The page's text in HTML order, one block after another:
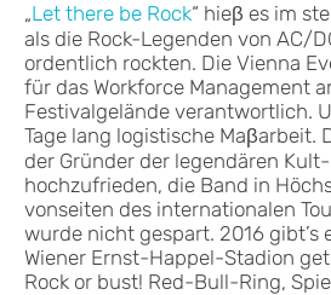
„Let there be Rock“ hieβ es im
als die Rock-Legenden von AC/
ordentlich rockten. Die Vienna
für das Workforce Management
Festivalgelände verantwortlich.
Tage lang logistische Maβarbeit.
der Gründer der legendären
hochzufrieden, die Band in
vonseiten des internationalen
wurde nicht gespart. 2016 gibt’s
Wiener Ernst-Happel-Stadion
Rock or bust! Red-Bull-Ring,